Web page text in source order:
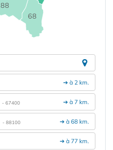
68
88
➔ à 2 km.
➔ à 7 km.
- 67400
➔ à 68 km.
- 88100
➔ à 77 km.